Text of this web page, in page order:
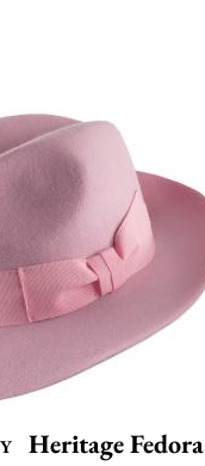
Heritage Fedora